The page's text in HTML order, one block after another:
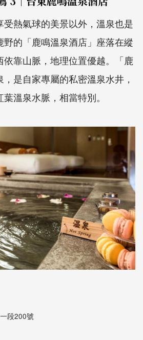
熱氣球的美景以外，溫泉也是
的「鹿鳴溫泉酒店」座落在縱
靠山脈，地理位置優越。「鹿
是自家專屬的私密溫泉水井，
溫泉水脈，相當特別。
段200號